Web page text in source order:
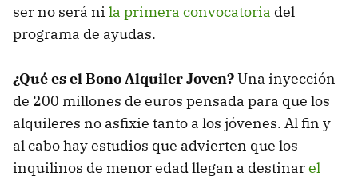
ser no será ni la primera convocatoria del
programa de ayudas.
¿Qué es el Bono Alquiler Joven?Una inyección
de 200 millones de euros pensada para que los
alquileres no asfixie tanto a los jóvenes. Al fin y
al cabo hay estudios que advierten que los
inquilinos de menor edad llegan a destinarel